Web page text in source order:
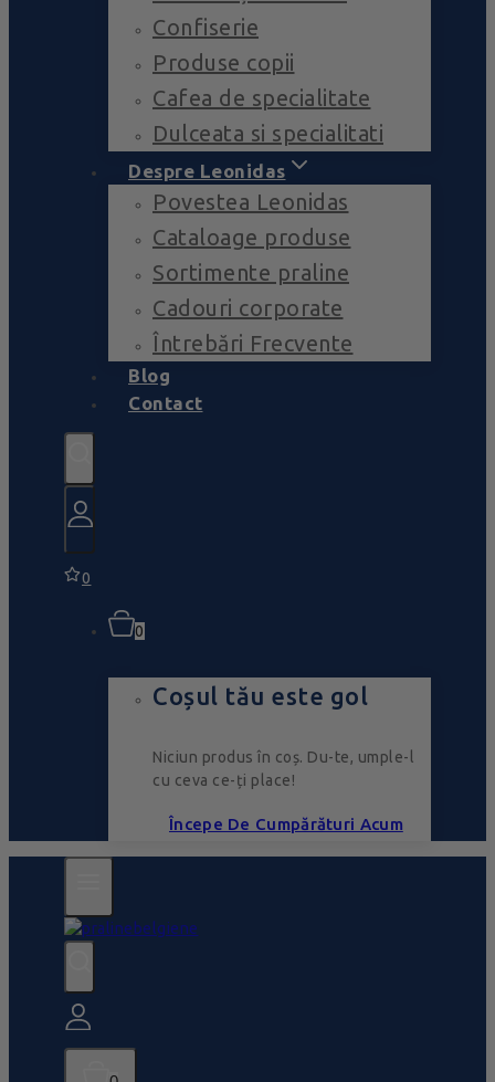
Confiserie
Produse copii
Cafea de specialitate
Dulceata si specialitati
Despre Leonidas
Povestea Leonidas
Cataloage produse
Sortimente praline
Cadouri corporate
Întrebări Frecvente
Blog
Contact
0
0
Coșul tău este gol
Niciun produs în coș. Du-te, umple-l
cu ceva ce-ți place!
Începe De Cumpărături Acum